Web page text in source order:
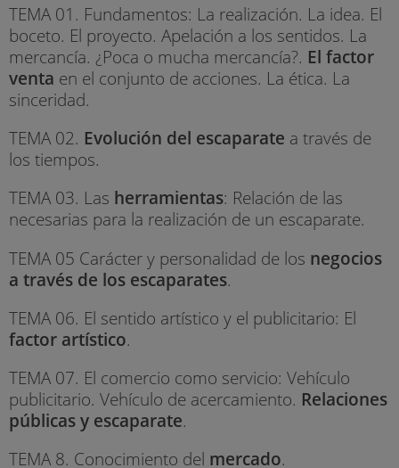
TEMA 01. Fundamentos: La realización. La idea. El
boceto. El proyecto. Apelación a los sentidos. La
mercancía. ¿Poca o mucha mercancía?. El factor
venta en el conjunto de acciones. La ética. La
sinceridad.
TEMA 02. Evolución del escaparate a través de
los tiempos.
TEMA 03. Las herramientas: Relación de las
necesarias para la realización de un escaparate.
TEMA 05 Carácter y personalidad de los negocios
a través de los escaparates.
TEMA 06. El sentido artístico y el publicitario: El
factor artístico.
TEMA 07. El comercio como servicio: Vehículo
publicitario. Vehículo de acercamiento. Relaciones
públicas y escaparate.
TEMA 8. Conocimiento del mercado.